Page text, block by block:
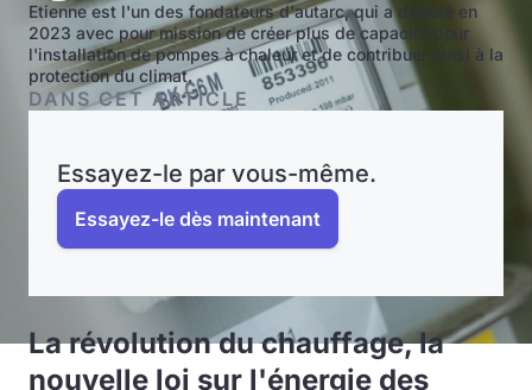
Etienne est l'un des fondateurs d'autarc, qui a débuté en
2023 avec pour mission de créer plus de capacité pour
l'installation de pompes à chaleur et de contribuer ainsi à la
protection du climat.
DANS CET ARTICLE
Essayez-le par vous-même.
Essayez-le dès maintenant
La révolution du chauffage, la
nouvelle loi sur l'énergie des